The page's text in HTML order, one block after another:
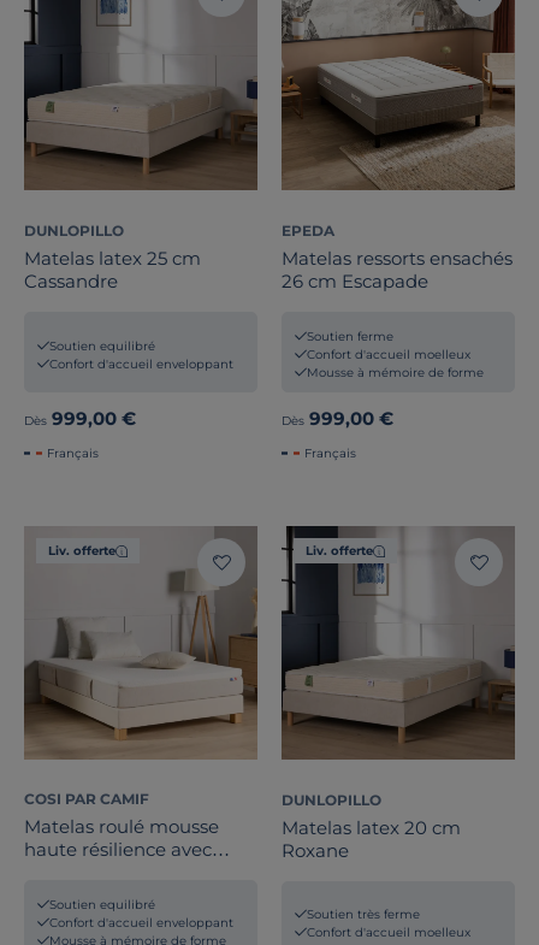
DUNLOPILLO
Matelas latex 25 cm
Cassandre
Soutien equilibré
Confort d'accueil enveloppant
Dès 999,00 €
Français
EPEDA
Matelas ressorts ensachés
26 cm Escapade
Soutien ferme
Confort d'accueil moelleux
Mousse à mémoire de forme
Dès 999,00 €
Français
Liv. offerte
COSI PAR CAMIF
Matelas roulé mousse
haute résilience avec
Claire
Soutien equilibré
Confort d'accueil enveloppant
Mousse à mémoire de forme
Liv. offerte
DUNLOPILLO
Matelas latex 20 cm
Roxane
Soutien très ferme
Confort d'accueil moelleux